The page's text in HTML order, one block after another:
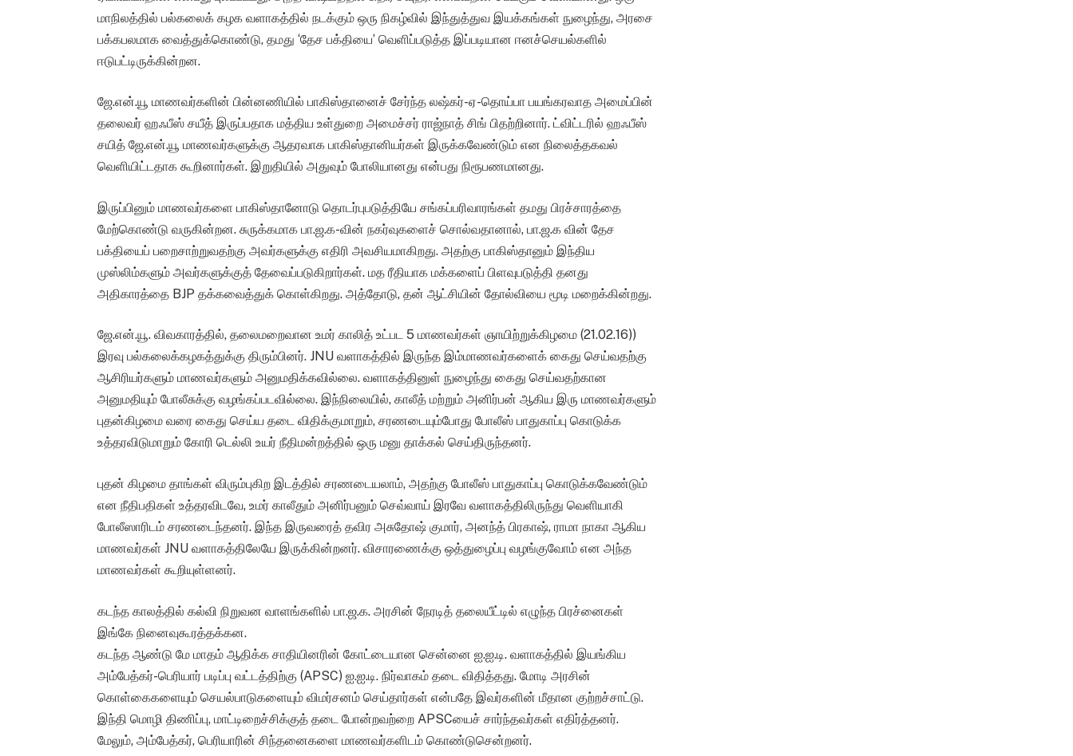
மாநிலத்தில் பல்கலைக் கழக வளாகத்தில் நடக்கும் ஒரு நிகழ்வில் இந்துத்துவ இயக்கங்கள் நுழைந்து, அரசை
பக்கபலமாக வைத்துக்கொண்டு, தமது ‘தேச பக்தியை’ வெளிப்படுத்த இப்படியான ஈனச்செயல்களில்
ஈடுபட்டிருக்கின்றன.
ஜே.என்.யூ மாணவர்களின் பின்னணியில் பாகிஸ்தானைச் சேர்ந்த லஷ்கர்-ஏ-தொய்பா பயங்கரவாத அமைப்பின்
தலைவர் ஹஃபீஸ் சயீத் இருப்பதாக மத்திய உள்துறை அமைச்சர் ராஜ்நாத் சிங் பிதற்றினார். ட்விட்டரில் ஹஃபீஸ்
சயித் ஜே.என்.யூ மாணவர்களுக்கு ஆதரவாக பாகிஸ்தானியர்கள் இருக்கவேண்டும் என நிலைத்தகவல்
வெளியிட்டதாக கூறினார்கள். இறுதியில் அதுவும் போலியானது என்பது நிரூபணமானது.
இருப்பினும் மாணவர்களை பாகிஸ்தானோடு தொடர்புபடுத்தியே சங்கப்பரிவாரங்கள் தமது பிரச்சாரத்தை
மேற்கொண்டு வருகின்றன. சுருக்கமாக பா.ஜ.க-வின் நகர்வுகளைச் சொல்வதானால், பா.ஜ.க வின் தேச
பக்தியைப் பறைசாற்றுவதற்கு அவர்களுக்கு எதிரி அவசியமாகிறது. அதற்கு பாகிஸ்தானும் இந்திய
முஸ்லிம்களும் அவர்களுக்குத் தேவைப்படுகிறார்கள். மத ரீதியாக மக்களைப் பிளவுபடுத்தி தனது
அதிகாரத்தை BJP தக்கவைத்துக் கொள்கிறது. அத்தோடு, தன் ஆட்சியின் தோல்வியை மூடி மறைக்கின்றது.
ஜே.என்.யூ. விவகாரத்தில், தலைமறைவான உமர் காலித் உட்பட 5 மாணவர்கள் ஞாயிற்றுக்கிழமை (21.02.16))
இரவு பல்கலைக்கழகத்துக்கு திரும்பினர். JNU வளாகத்தில் இருந்த இம்மாணவர்களைக் கைது செய்வதற்கு
ஆசிரியர்களும் மாணவர்களும் அனுமதிக்கவில்லை. வளாகத்தினுள் நுழைந்து கைது செய்வதற்கான
அனுமதியும் போலீசுக்கு வழங்கப்படவில்லை. இந்நிலையில், காலீத் மற்றும் அனிர்பன் ஆகிய இரு மாணவர்களும்
புதன்கிழமை வரை கைது செய்ய தடை விதிக்குமாறும், சரணடையும்போது போலீஸ் பாதுகாப்பு கொடுக்க
உத்தரவிடுமாறும் கோரி டெல்லி உயர் நீதிமன்றத்தில் ஒரு மனு தாக்கல் செய்திருந்தனர்.
புதன் கிழமை தாங்கள் விரும்புகிற இடத்தில் சரணடையலாம், அதற்கு போலீஸ் பாதுகாப்பு கொடுக்கவேண்டும்
என நீதிபதிகள் உத்தரவிடவே, உமர் காலீதும் அனிர்பனும் செவ்வாய் இரவே வளாகத்திலிருந்து வெளியாகி
போலீஸாரிடம் சரணடைந்தனர். இந்த இருவரைத் தவிர அசுதோஷ் குமார், அனந்த் பிரகாஷ், ராமா நாகா ஆகிய
மாணவர்கள் JNU வளாகத்திலேயே இருக்கின்றனர். விசாரணைக்கு ஒத்துழைப்பு வழங்குவோம் என அந்த
மாணவர்கள் கூறியுள்ளனர்.
கடந்த காலத்தில் கல்வி நிறுவன வாளங்களில் பா.ஜ.க. அரசின் நேரடித் தலையீட்டில் எழுந்த பிரச்னைகள்
இங்கே நினைவுகூரத்தக்கன.
கடந்த ஆண்டு மே மாதம் ஆதிக்க சாதியினரின் கோட்டையான சென்னை ஐ.ஐ.டி. வளாகத்தில் இயங்கிய
அம்பேத்கர்-பெரியார் படிப்பு வட்டத்திற்கு (APSC) ஐ.ஐ.டி. நிர்வாகம் தடை விதித்தது. மோடி அரசின்
கொள்கைகளையும் செயல்பாடுகளையும் விமர்சனம் செய்தார்கள் என்பதே இவர்களின் மீதான குற்றச்சாட்டு.
இந்தி மொழி திணிப்பு, மாட்டிறைச்சிக்குத் தடை போன்றவற்றை APSCயைச் சார்ந்தவர்கள் எதிர்த்தனர்.
மேலும், அம்பேத்கர், பெரியாரின் சிந்தனைகளை மாணவர்களிடம் கொண்டுசென்றனர்.